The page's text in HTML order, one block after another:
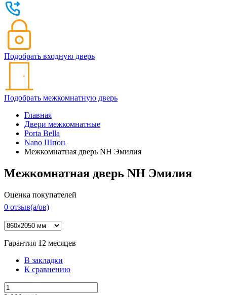
Подобрать входную дверь
Подобрать межкомнатную дверь
Главная
Двери межкомнатные
Porta Bella
Nano Шпон
Межкомнатная дверь NH Эмилия
Межкомнатная дверь NH Эмилия
Оценка покупателей
0 отзыв(a/ов)
Гарантия 12 месяцев
В закладки
К сравнению